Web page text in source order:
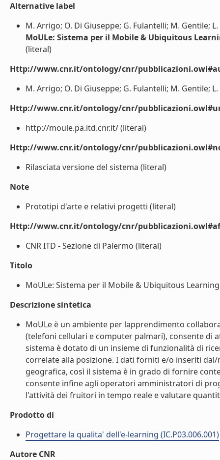
Alternative label
M. Arrigo; O. Di Giuseppe; G. Fulantelli; M. Gentile; L.
MoULe: Sistema per il Mobile & Ubiquitous
(literal)
Http://www.cnr.it/ontology/cnr/
M. Arrigo; O. Di Giuseppe; G. Fulantelli; M. Gentile;
Http://www.cnr.it/ontology/cnr/
http://moule.pa.itd.cnr.it/ (literal)
Http://www.cnr.it/ontology/cnr/
Rilasciata versione del sistema (literal)
Note
Prototipi d'arte e relativi progetti (literal)
Http://www.cnr.it/ontology/cnr/
CNR ITD - Sezione di Palermo (literal)
Titolo
MoULe: Sistema per il Mobile & Ubiquitous
Descrizione sintetica
MoULe è un ambiente per lapprendimento
(telefoni cellulari e computer palmari), consente di
sistema è dotato di un insieme di funzionalità di
correlate alla posizione. I dati forniti e/o inseriti
geografica, così il sistema è in grado di fornire
consente infine agli operatori amministratori di
l'attività dei fruitori in tempo reale e valutare
Prodotto di
Progettare la qualita' dell'e-learning (IC.P03.006.001)
Autore CNR